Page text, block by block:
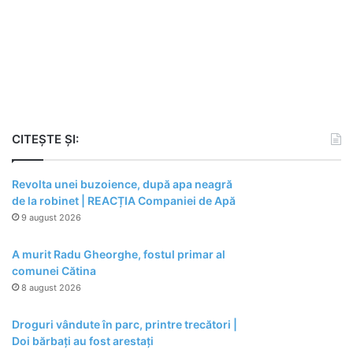
CITEȘTE ȘI:
Revolta unei buzoience, după apa neagră
de la robinet | REACȚIA Companiei de Apă
9 august 2026
A murit Radu Gheorghe, fostul primar al
comunei Cătina
8 august 2026
Droguri vândute în parc, printre trecători |
Doi bărbați au fost arestați